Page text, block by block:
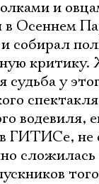
и
в Осеннем
собирал
критику.
судьба у
водевиля,
ГИТИСе, не
сложилась